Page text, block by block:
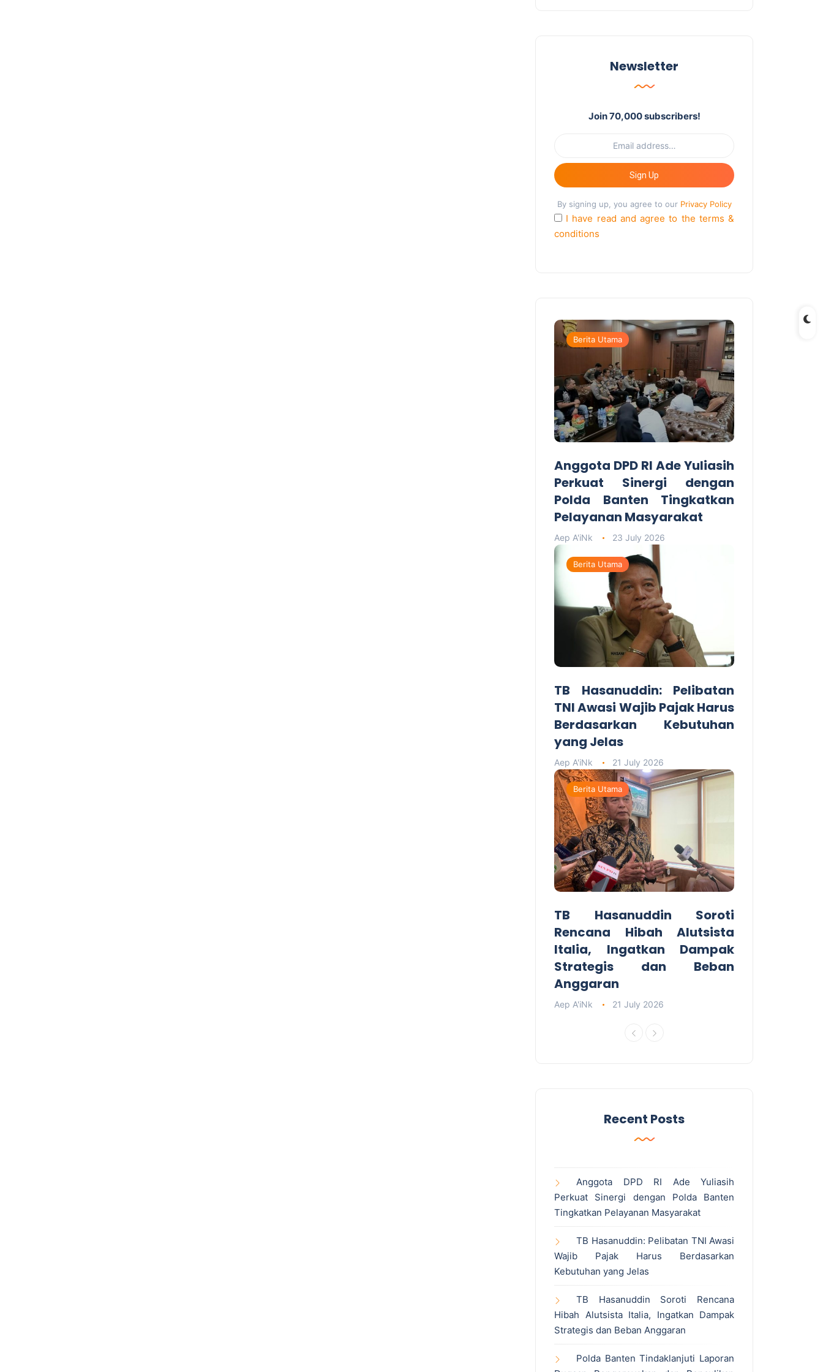
Newsletter
Join 70,000 subscribers!
Sign Up
By signing up, you agree to our Privacy Policy
I have read and agree to the terms &
conditions
Berita Utama
Anggota DPD RI Ade Yuliasih
Perkuat Sinergi dengan
Polda Banten Tingkatkan
Pelayanan Masyarakat
Aep A'iNk 23 July 2026
Berita Utama
TB Hasanuddin: Pelibatan
TNI Awasi Wajib Pajak Harus
Berdasarkan Kebutuhan
yang Jelas
Aep A'iNk 21 July 2026
Berita Utama
TB Hasanuddin Soroti
Rencana Hibah Alutsista
Italia, Ingatkan Dampak
Strategis dan Beban
Anggaran
Aep A'iNk 21 July 2026
Recent Posts
Anggota DPD RI Ade Yuliasih
Perkuat Sinergi dengan Polda Banten
Tingkatkan Pelayanan Masyarakat
TB Hasanuddin: Pelibatan TNI Awasi
Wajib Pajak Harus Berdasarkan
Kebutuhan yang Jelas
TB Hasanuddin Soroti Rencana
Hibah Alutsista Italia, Ingatkan Dampak
Strategis dan Beban Anggaran
Polda Banten Tindaklanjuti Laporan